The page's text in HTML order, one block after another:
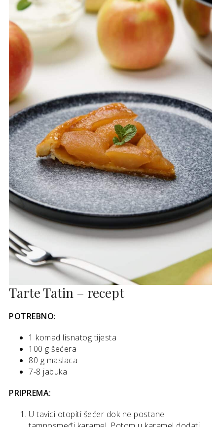
Tarte Tatin – recept
POTREBNO:
1 komad lisnatog tijesta
100 g šećera
80 g maslaca
7-8 jabuka
PRIPREMA:
U tavici otopiti šećer dok ne postane